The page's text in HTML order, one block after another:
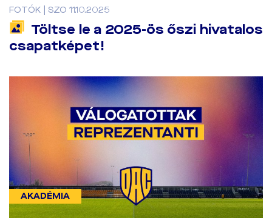
FOTÓK | SZO 11.10.2025
Töltse le a 2025-ös őszi hivatalos
csapatképet!
AKADÉMIA